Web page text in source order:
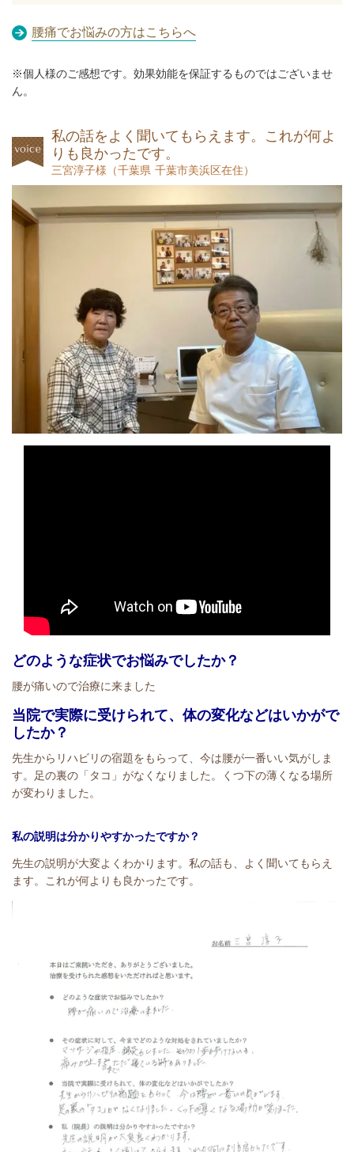
腰痛でお悩みの方はこちらへ
※個人様のご感想です。効果効能を保証するものではございませ
ん。
私の話をよく聞いてもらえます。これが何よ
りも良かったです。
三宮淳子様 （千葉県 千葉市美浜区在住）
どのような症状でお悩みでしたか？
腰が痛いので治療に来ました
当院で実際に受けられて、体の変化などはいかがで
したか？
先生からリハビリの宿題をもらって、今は腰が一番いい気がしま
す。足の裏の「タコ」がなくなりました。くつ下の薄くなる場所
が変わりました。
私の説明は分かりやすかったですか？
先生の説明が大変よくわかります。私の話も、よく聞いてもらえ
ます。これが何よりも良かったです。